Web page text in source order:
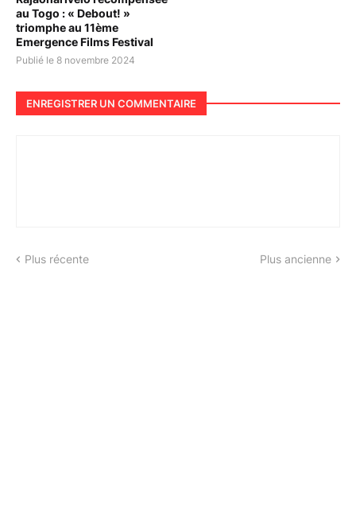
au Togo : « Debout! »
triomphe au 11ème
Emergence Films Festival
Publié le 8 novembre 2024
ENREGISTRER UN COMMENTAIRE
Plus récente Plus ancienne